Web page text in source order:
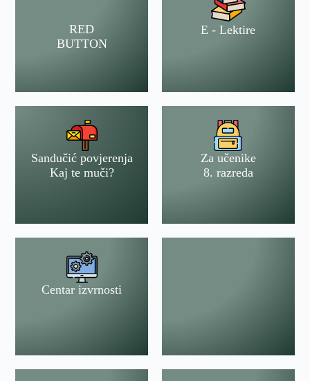
RED
BUTTON
E - Lektire
Sandučić povjerenja
Kaj te muči?
Za učenike
8. razreda
Centar izvrnosti